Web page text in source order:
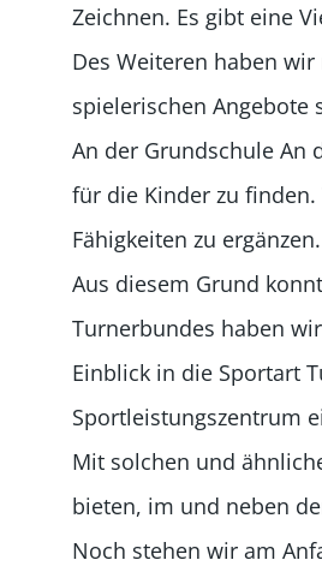
Zeichnen. Es gibt eine
Des Weiteren haben
spielerischen Angebote
An der Grundschule An
für die Kinder zu
Fähigkeiten zu ergänzen.
Aus diesem Grund
Turnerbundes haben
Einblick in die Sportart
Sportleistungszentrum
Mit solchen und
bieten, im und neben
Noch stehen wir am